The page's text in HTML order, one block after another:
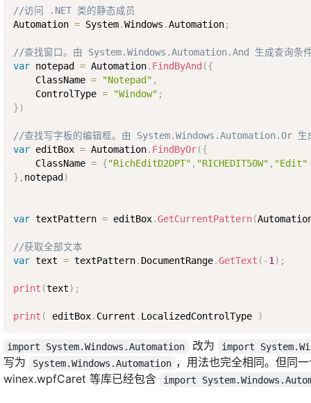
//访问 .NET 类的静态成员
Automation = System.Windows .Automation;
//查找窗口。由 System.Windows.Automation.And 生成查询条
var notepad = Automation. FindByAnd ({
    ClassName
= "Notepad" ,
    ControlType
= "Window" ;
})
//查找写字板的编辑框。由 System.Windows.Automation.Or 生
var editBox = Automation. FindByOr({
    ClassName
= {"RichEditD2DPT" , "RICHEDIT50W" , "Edit"
} , notepad )
var textPattern = editBox.GetCurrentPattern(
//获取全部文本
var text = textPattern. DocumentRange.GetText ( -1 ) ;
print (text) ;
print ( editBox. Current . LocalizedControlType )
import System.Windows.Automation 改为 import
写为 System.Windows.Automation ，用法也完全相同。但同
winex.wpfCaret 等库已经包含
import